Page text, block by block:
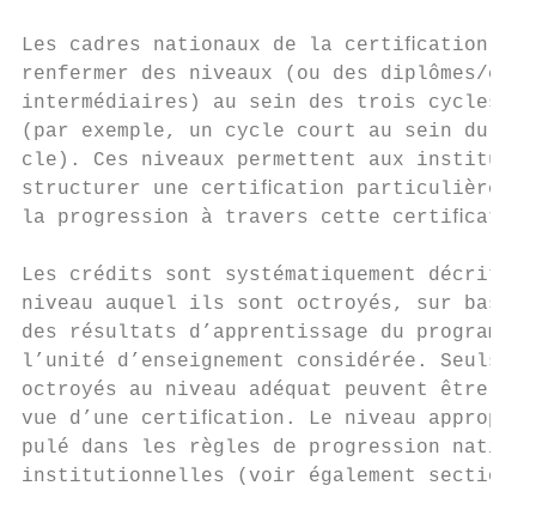
Les cadres nationaux de la certiﬁcation
renfermer des niveaux (ou des
intermédiaires) au sein des trois cycles
(par exemple, un cycle court au sein
cle). Ces niveaux permettent aux
structurer une certiﬁcation particulière
la progression à travers cette
Les crédits sont systématiquement
niveau auquel ils sont octroyés, sur
des résultats d’apprentissage du
l’unité d’enseignement considérée.
octroyés au niveau adéquat peuvent
vue d’une certiﬁcation. Le niveau
pulé dans les règles de progression
institutionnelles (voir également